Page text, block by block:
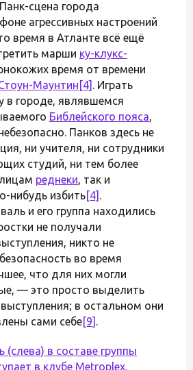
сцена города
агрессивных настроений
время в Атланте всё ещё
марши ку-клукс-
время от времени
Маунтин [4] . Играть
в городе, являвшемся
Библейского пояса,
Панков здесь не
ни учителя, ни сотрудники
студий, ни тем более
реднеки, так и
нибудь избить[4] .
и его группа находились
не получали
никто не
во время
что для них могли
— это просто выделить
в остальном они
сами себе[9] .
в составе группы
в клубе Metroplex,